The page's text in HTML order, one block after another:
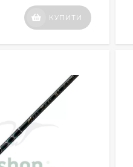
КУПИТИ